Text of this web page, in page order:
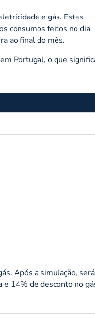
e gás. Estes
consumos feitos no dia
ao final do mês.
Portugal, o que
. Após a simulação,
e 14% de desconto no